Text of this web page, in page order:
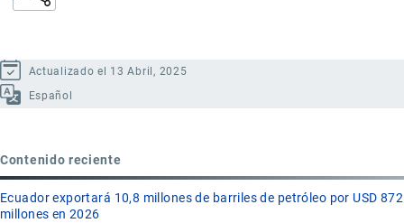
Actualizado el 13 Abril, 2025
Español
Contenido reciente
Ecuador exportará 10,8 millones de barriles de petróleo por USD 872
millones en 2026